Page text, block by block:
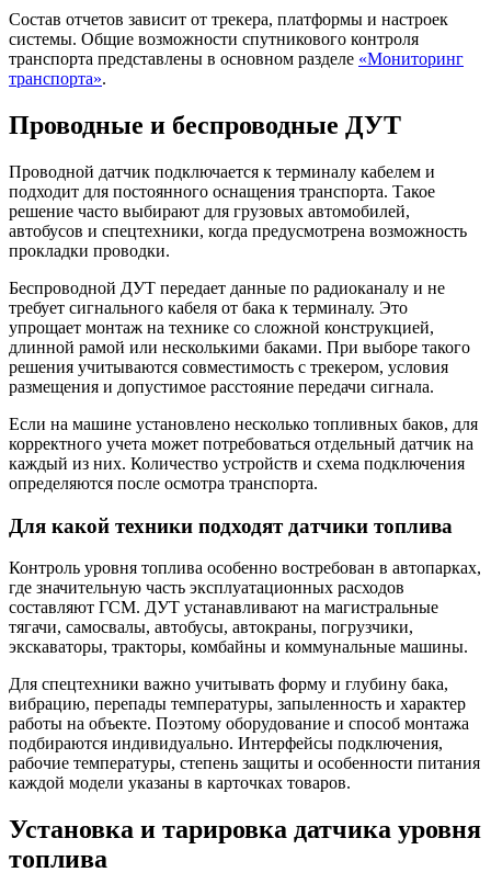
Состав отчетов зависит от трекера, платформы и настроек
системы. Общие возможности спутникового контроля
транспорта представлены в основном разделе «Мониторинг
транспорта».
Проводные и беспроводные ДУТ
Проводной датчик подключается к терминалу кабелем и
подходит для постоянного оснащения транспорта. Такое
решение часто выбирают для грузовых автомобилей,
автобусов и спецтехники, когда предусмотрена возможность
прокладки проводки.
Беспроводной ДУТ передает данные по радиоканалу и не
требует сигнального кабеля от бака к терминалу. Это
упрощает монтаж на технике со сложной конструкцией,
длинной рамой или несколькими баками. При выборе такого
решения учитываются совместимость с трекером, условия
размещения и допустимое расстояние передачи сигнала.
Если на машине установлено несколько топливных баков, для
корректного учета может потребоваться отдельный датчик на
каждый из них. Количество устройств и схема подключения
определяются после осмотра транспорта.
Для какой техники подходят датчики топлива
Контроль уровня топлива особенно востребован в автопарках,
где значительную часть эксплуатационных расходов
составляют ГСМ. ДУТ устанавливают на магистральные
тягачи, самосвалы, автобусы, автокраны, погрузчики,
экскаваторы, тракторы, комбайны и коммунальные машины.
Для спецтехники важно учитывать форму и глубину бака,
вибрацию, перепады температуры, запыленность и характер
работы на объекте. Поэтому оборудование и способ монтажа
подбираются индивидуально. Интерфейсы подключения,
рабочие температуры, степень защиты и особенности питания
каждой модели указаны в карточках товаров.
Установка и тарировка датчика уровня
топлива